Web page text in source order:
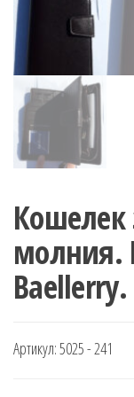
Кошелек
молния.
Артикул:5025 - 241